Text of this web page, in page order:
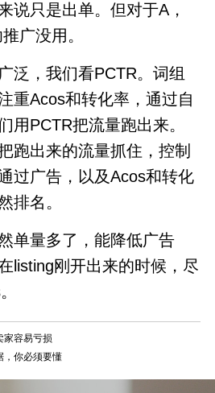
说只是出单。但对于A，
广没用。
泛，我们看PCTR。词组
重Acos和转化率，通过自
用PCTR把流量跑出来。
跑出来的流量抓住，控制
过广告，以及Acos和转化
排名。
单量多了，能降低广告
listing刚开出来的时候，尽
家容易亏损
，你必须要懂